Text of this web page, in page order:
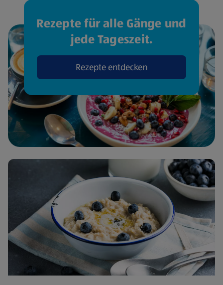
Rezepte für alle Gänge und
jede Tageszeit.
Rezepte entdecken